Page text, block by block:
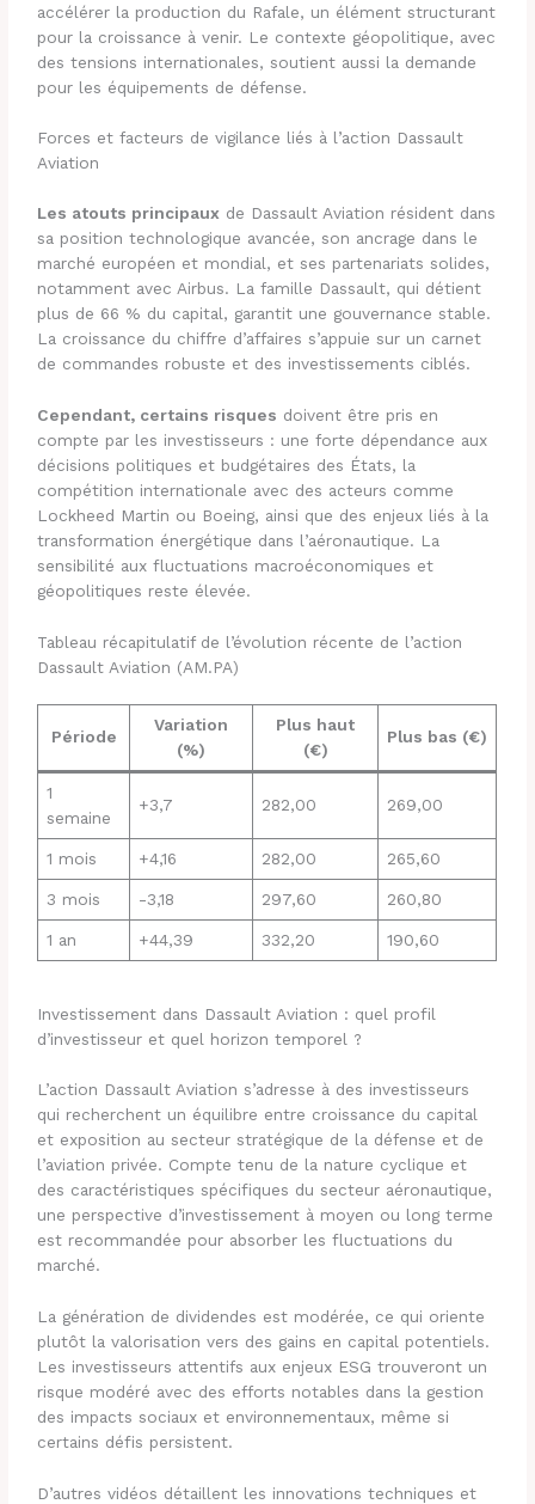
accélérer la production du Rafale, un élément structurant
pour la croissance à venir. Le contexte géopolitique, avec
des tensions internationales, soutient aussi la demande
pour les équipements de défense.
Forces et facteurs de vigilance liés à l’action Dassault
Aviation
Les atouts principaux de Dassault Aviation résident dans
sa position technologique avancée, son ancrage dans le
marché européen et mondial, et ses partenariats solides,
notamment avec Airbus. La famille Dassault, qui détient
plus de 66 % du capital, garantit une gouvernance stable.
La croissance du chiffre d’affaires s’appuie sur un carnet
de commandes robuste et des investissements ciblés.
Cependant, certains risques doivent être pris en
compte par les investisseurs : une forte dépendance aux
décisions politiques et budgétaires des États, la
compétition internationale avec des acteurs comme
Lockheed Martin ou Boeing, ainsi que des enjeux liés à la
transformation énergétique dans l’aéronautique. La
sensibilité aux fluctuations macroéconomiques et
géopolitiques reste élevée.
Tableau récapitulatif de l’évolution récente de l’action
Dassault Aviation (AM.PA)
Période
Variation
(%)
Plus haut
(€)
Plus bas (€)
1
semaine
+3,7 282,00 269,00
1 mois +4,16 282,00 265,60
3 mois -3,18 297,60 260,80
1 an +44,39 332,20 190,60
Investissement dans Dassault Aviation : quel profil
d’investisseur et quel horizon temporel ?
L’action Dassault Aviation s’adresse à des investisseurs
qui recherchent un équilibre entre croissance du capital
et exposition au secteur stratégique de la défense et de
l’aviation privée. Compte tenu de la nature cyclique et
des caractéristiques spécifiques du secteur aéronautique,
une perspective d’investissement à moyen ou long terme
est recommandée pour absorber les fluctuations du
marché.
La génération de dividendes est modérée, ce qui oriente
plutôt la valorisation vers des gains en capital potentiels.
Les investisseurs attentifs aux enjeux ESG trouveront un
risque modéré avec des efforts notables dans la gestion
des impacts sociaux et environnementaux, même si
certains défis persistent.
D’autres vidéos détaillent les innovations techniques et